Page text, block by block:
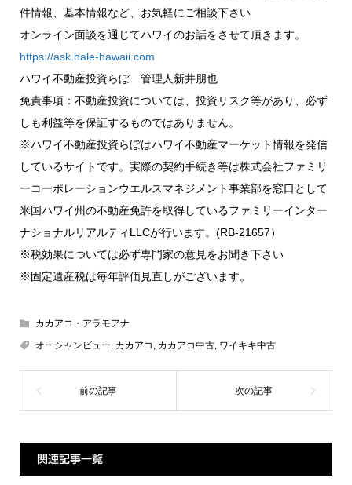
件情報、基本情報など、お気軽にご相談下さい
オンライン面談を通じてハワイのお話をさせて頂きます。
https://ask.hale-hawaii.com
ハワイ不動産投資らぼ 管理人新井朋也
免責事項：不動産投資については、投資リスク等があり、必ず
しも利益等を保証するものではありません。
※ハワイ不動産投資らぼはハワイ不動産マーケット情報を発信
しているサイトです。実際の契約手続き等は株式会社ファミリ
ーコーポレーションウエルスマネジメント事業部を窓口として
米国ハワイ州の不動産免許を取得しているファミリーインター
ナショナルリアルティLLCが行います。(RB-21657）
※税効果については必ず専門家の意見をお聞き下さい
※固定遺産税は毎年評価見直しがございます。
カカアコ・アラモアナ
オーシャンビュー, カカアコ , カカアコ中古, ワイキキ中古
関連記事一覧